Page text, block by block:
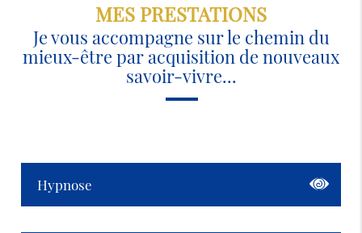
MES PRESTATIONS
Je vous accompagne sur le chemin du
mieux-être par acquisition de nouveaux
savoir-vivre...
Hypnose